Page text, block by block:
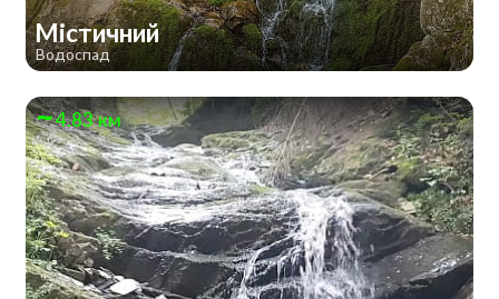
Містичний
Водоспад
4.83 км